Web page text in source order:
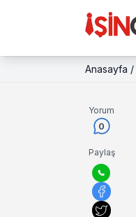
Anasayfa /
Yorum
0
Paylaş